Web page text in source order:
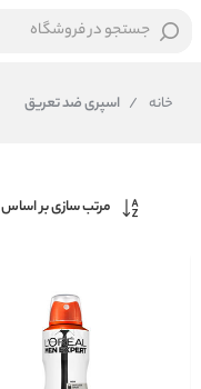
جستجو در فروشگاه
خانه / اسپری ضد تعریق
مرتب سازی بر اساس